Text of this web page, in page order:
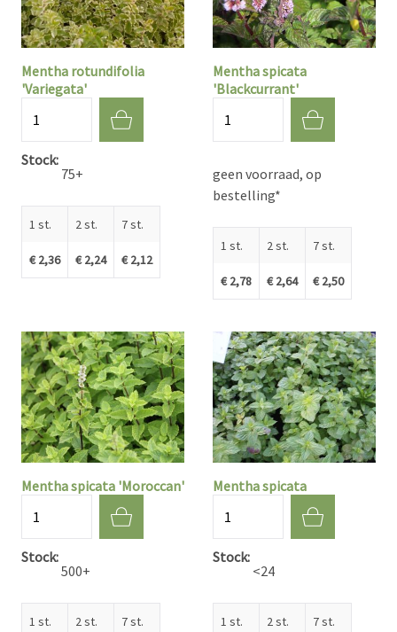
Mentha rotundifolia
'Variegata'
Stock
75+
1 st.
€ 2,36
2 st.
€ 2,24
7 st.
€ 2,12
Mentha spicata
'Blackcurrant'
geen voorraad, op
bestelling*
1 st.
€ 2,78
2 st.
€ 2,64
7 st.
€ 2,50
Mentha spicata 'Moroccan'
Stock
500+
1 st. 2 st. 7 st.
Mentha spicata
Stock
<24
1 st. 2 st. 7 st.